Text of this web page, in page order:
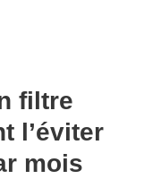
filtre
l’éviter
mois